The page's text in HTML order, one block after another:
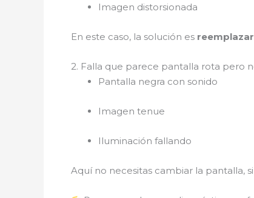
Imagen distorsionada
En este caso, la solución es
2. Falla que parece pantalla rota pero
Pantalla negra con sonido
Imagen tenue
Iluminación fallando
Aquí no necesitas cambiar la pantalla,